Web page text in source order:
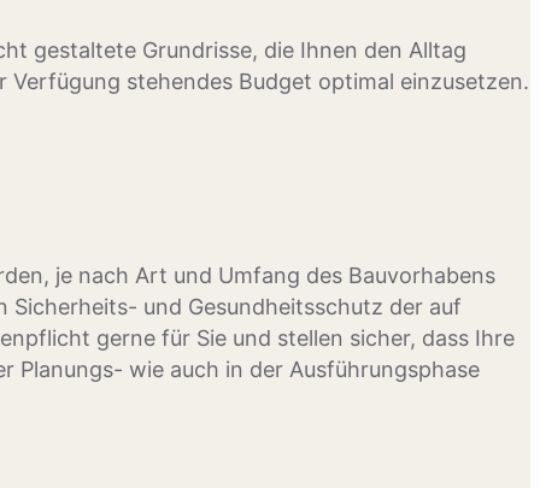
gestaltete Grundrisse, die Ihnen den Alltag
stehendes Budget optimal einzusetzen.
je nach Art und Umfang des Bauvorhabens
und Gesundheitsschutz der auf
gerne für Sie und stellen sicher, dass Ihre
Planungs- wie auch in der Ausführungsphase